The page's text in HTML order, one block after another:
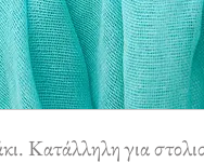
Κατάλληλη για